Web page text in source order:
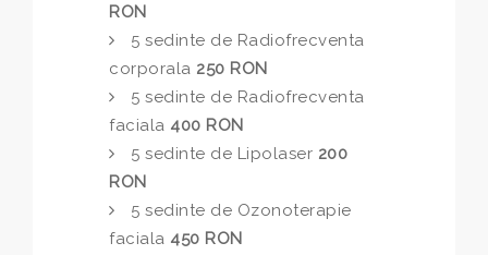
RON
5 sedinte de Radiofrecventa
corporala 250 RON
5 sedinte de Radiofrecventa
faciala 400 RON
5 sedinte de Lipolaser 200
RON
5 sedinte de Ozonoterapie
faciala 450 RON